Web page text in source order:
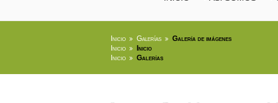
Inicio Galerías
Galería de imágenes
Inicio
Inicio
Inicio
Galerías